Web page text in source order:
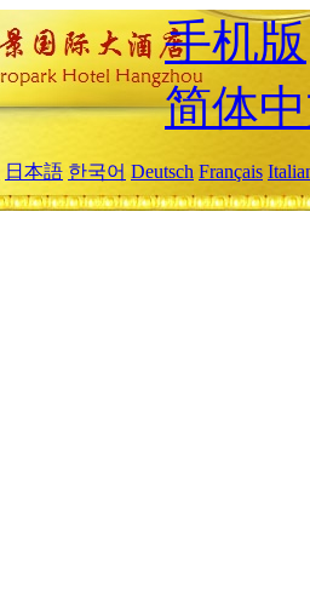
手机版
简体
日本語 한국어 Deutsch Français